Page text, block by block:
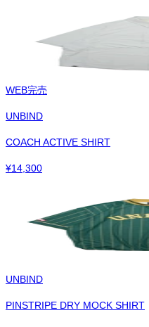
WEB完売
UNBIND
COACH ACTIVE SHIRT
¥14,300
UNBIND
PINSTRIPE DRY MOCK SHIRT